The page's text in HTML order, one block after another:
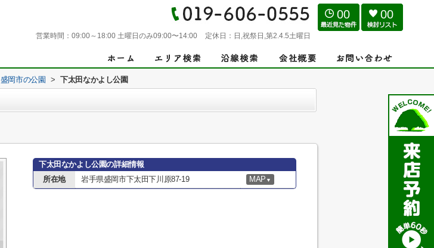
営業時間： 09:00～18:00 土曜日のみ09:00〜14:00 定休日： 日,祝祭日,第2.4.5土曜日
00 00
盛岡市の公園 > 下太田なかよし公園
下太田なかよし公園の詳細情報
所在地
岩手県盛岡市下太田下川原87-19 MAP ▼